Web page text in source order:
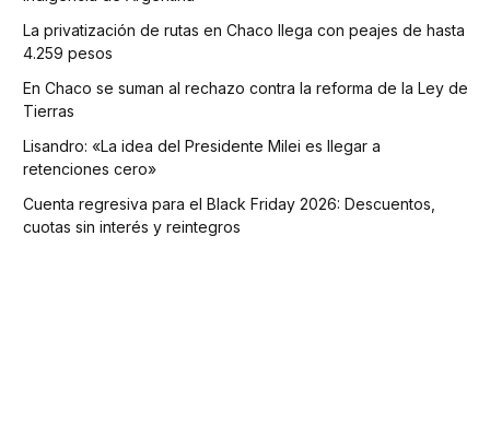
La privatización de rutas en Chaco llega con peajes de hasta
4.259 pesos
En Chaco se suman al rechazo contra la reforma de la Ley de
Tierras
Lisandro: «La idea del Presidente Milei es llegar a
retenciones cero»
Cuenta regresiva para el Black Friday 2026: Descuentos,
cuotas sin interés y reintegros